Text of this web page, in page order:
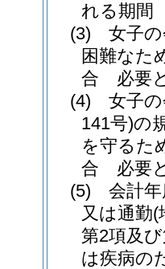
れる期間
(3)
女子
困難なた
合 必要
(4)
女子
141号)の
を守るた
合 必要
(5)
会計
又は通勤(
第2項及
は疾病の